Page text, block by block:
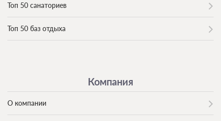
Топ 50 санаториев
Топ 50 баз отдыха
Компания
О компании